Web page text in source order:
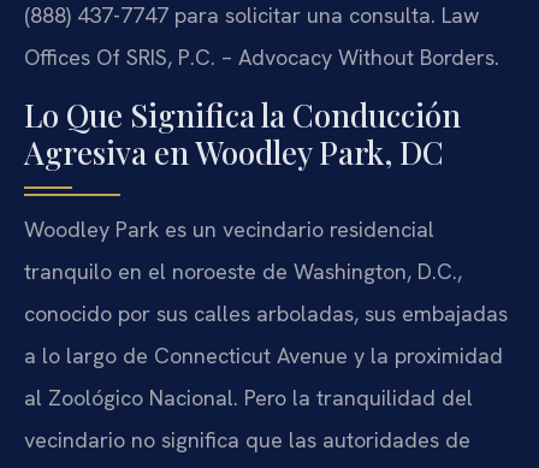
(888) 437-7747 para solicitar una consulta. Law
Offices Of SRIS, P.C. – Advocacy Without Borders.
Lo Que Significa la Conducción
Agresiva en Woodley Park, DC
Woodley Park es un vecindario residencial
tranquilo en el noroeste de Washington, D.C.,
conocido por sus calles arboladas, sus embajadas
a lo largo de Connecticut Avenue y la proximidad
al Zoológico Nacional. Pero la tranquilidad del
vecindario no significa que las autoridades de